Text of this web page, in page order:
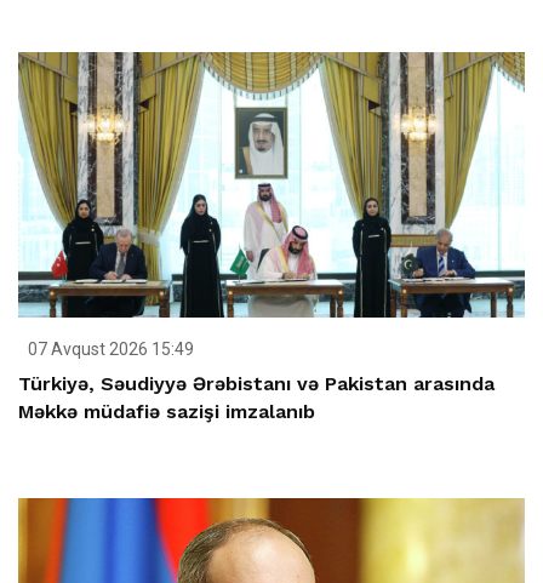
07 Avqust 2026 15:49
Türkiyə, Səudiyyə Ərəbistanı və Pakistan arasında
Məkkə müdafiə sazişi imzalanıb